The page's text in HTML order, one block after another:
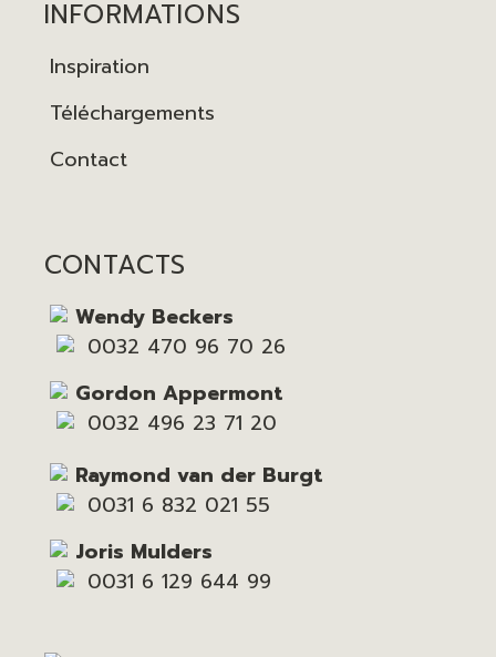
INFORMATIONS
Inspiration
Téléchargements
Contact
CONTACTS
Wendy Beckers
0032 470 96 70 26
Gordon Appermont
0032 496 23 71 20
Raymond van der Burgt
0031 6 832 021 55
Joris Mulders
0031 6 129 644 99